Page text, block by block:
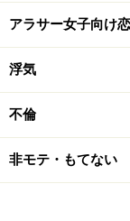
アラサー女子向け
浮気
不倫
非モテ・もてない